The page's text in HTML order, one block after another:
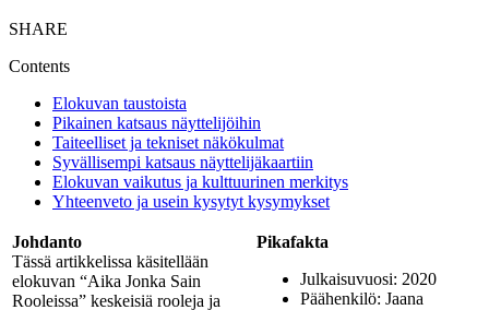
SHARE
Contents
Elokuvan taustoista
Pikainen katsaus näyttelijöihin
Taiteelliset ja tekniset näkökulmat
Syvällisempi katsaus näyttelijäkaartiin
Elokuvan vaikutus ja kulttuurinen merkitys
Yhteenveto ja usein kysytyt kysymykset
Johdanto
Tässä artikkelissa käsitellään
elokuvan “Aika Jonka Sain
Rooleissa” keskeisiä rooleja ja
Pikafakta
Julkaisuvuosi: 2020
Päähenkilö: Jaana